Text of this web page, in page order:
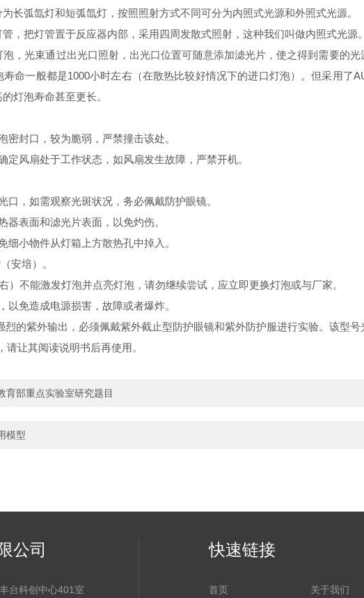
弧氙灯和短弧氙灯，按照照射方式不同可分为内照式光源和外照式光源。
把灯管置于反应器内部，采用四周发散式照射，这种我们叫做内照式光
光束通过出光口照射，出光口位置可随意添加滤光片，使之得到需要的光
命一般都是1000小时左右（在散热比较好情况下的进口灯泡）。但采用了
的灯泡寿命甚至更长。
封口，较为脆弱，严禁撞击该处。
风扇处于工作状态，如风扇发生故障，严禁开机。
，如需观察光斑状况，务必佩戴防护眼镜。
表面和滤光片表面，以免灼伤。
小物件从灯箱上方散热孔中掉入。
安培）。
不能激发灯泡并点亮灯泡，请勿继续尝试，应立即更换灯泡或与厂家。
免造成电源损害，故障或者爆炸。
的紫外输出，必须佩戴紫外截止型防护眼镜和紫外防护服进行实验。该型
让其阅读说明书后再使用。
育部重点实验室研究题目
模型
公司
台科创中心401室
快速链接
首页 关于我们